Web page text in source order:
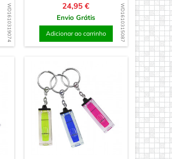
WD1610319074 WD1610315087
Preço
24,95 €
Envio Grátis
Adicionar ao carrinho